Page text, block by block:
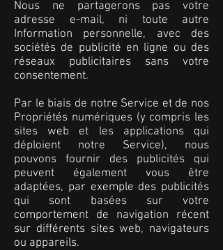
Nous ne partagerons pas votre
adresse e-mail, ni toute autre
Information personnelle, avec des
sociétés de publicité en ligne ou des
réseaux publicitaires sans votre
consentement.
Par le biais de notre Service et de nos
Propriétés numériques (y compris les
sites web et les applications qui
déploient notre Service), nous
pouvons fournir des publicités qui
peuvent également vous être
adaptées, par exemple des publicités
qui sont basées sur votre
comportement de navigation récent
sur différents sites web, navigateurs
ou appareils.